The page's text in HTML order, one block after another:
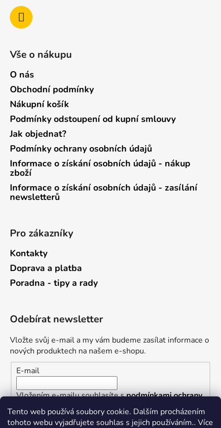
Tento web používá soubory cookie. Dalším procházením
tohoto webu vyjadřujete souhlas s jejich používáním.. Více
Vše o nákupu
O nás
Obchodní podmínky
Nákupní košík
Podmínky odstoupení od kupní smlouvy
Jak objednat?
Podmínky ochrany osobních údajů
Informace o získání osobních údajů - nákup
zboží
Informace o získání osobních údajů - zasílání
newsletterů
Pro zákazníky
Kontakty
Doprava a platba
Poradna - tipy a rady
Odebírat newsletter
Vložte svůj e-mail a my vám budeme zasílat informace o
nových produktech na našem e-shopu.
E-mail
Vložením e-mailu souhlasíte spodmínkami ochrany
osobních údajů